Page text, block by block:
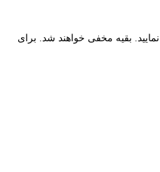
بقیه مخفی خواهند شد. برای